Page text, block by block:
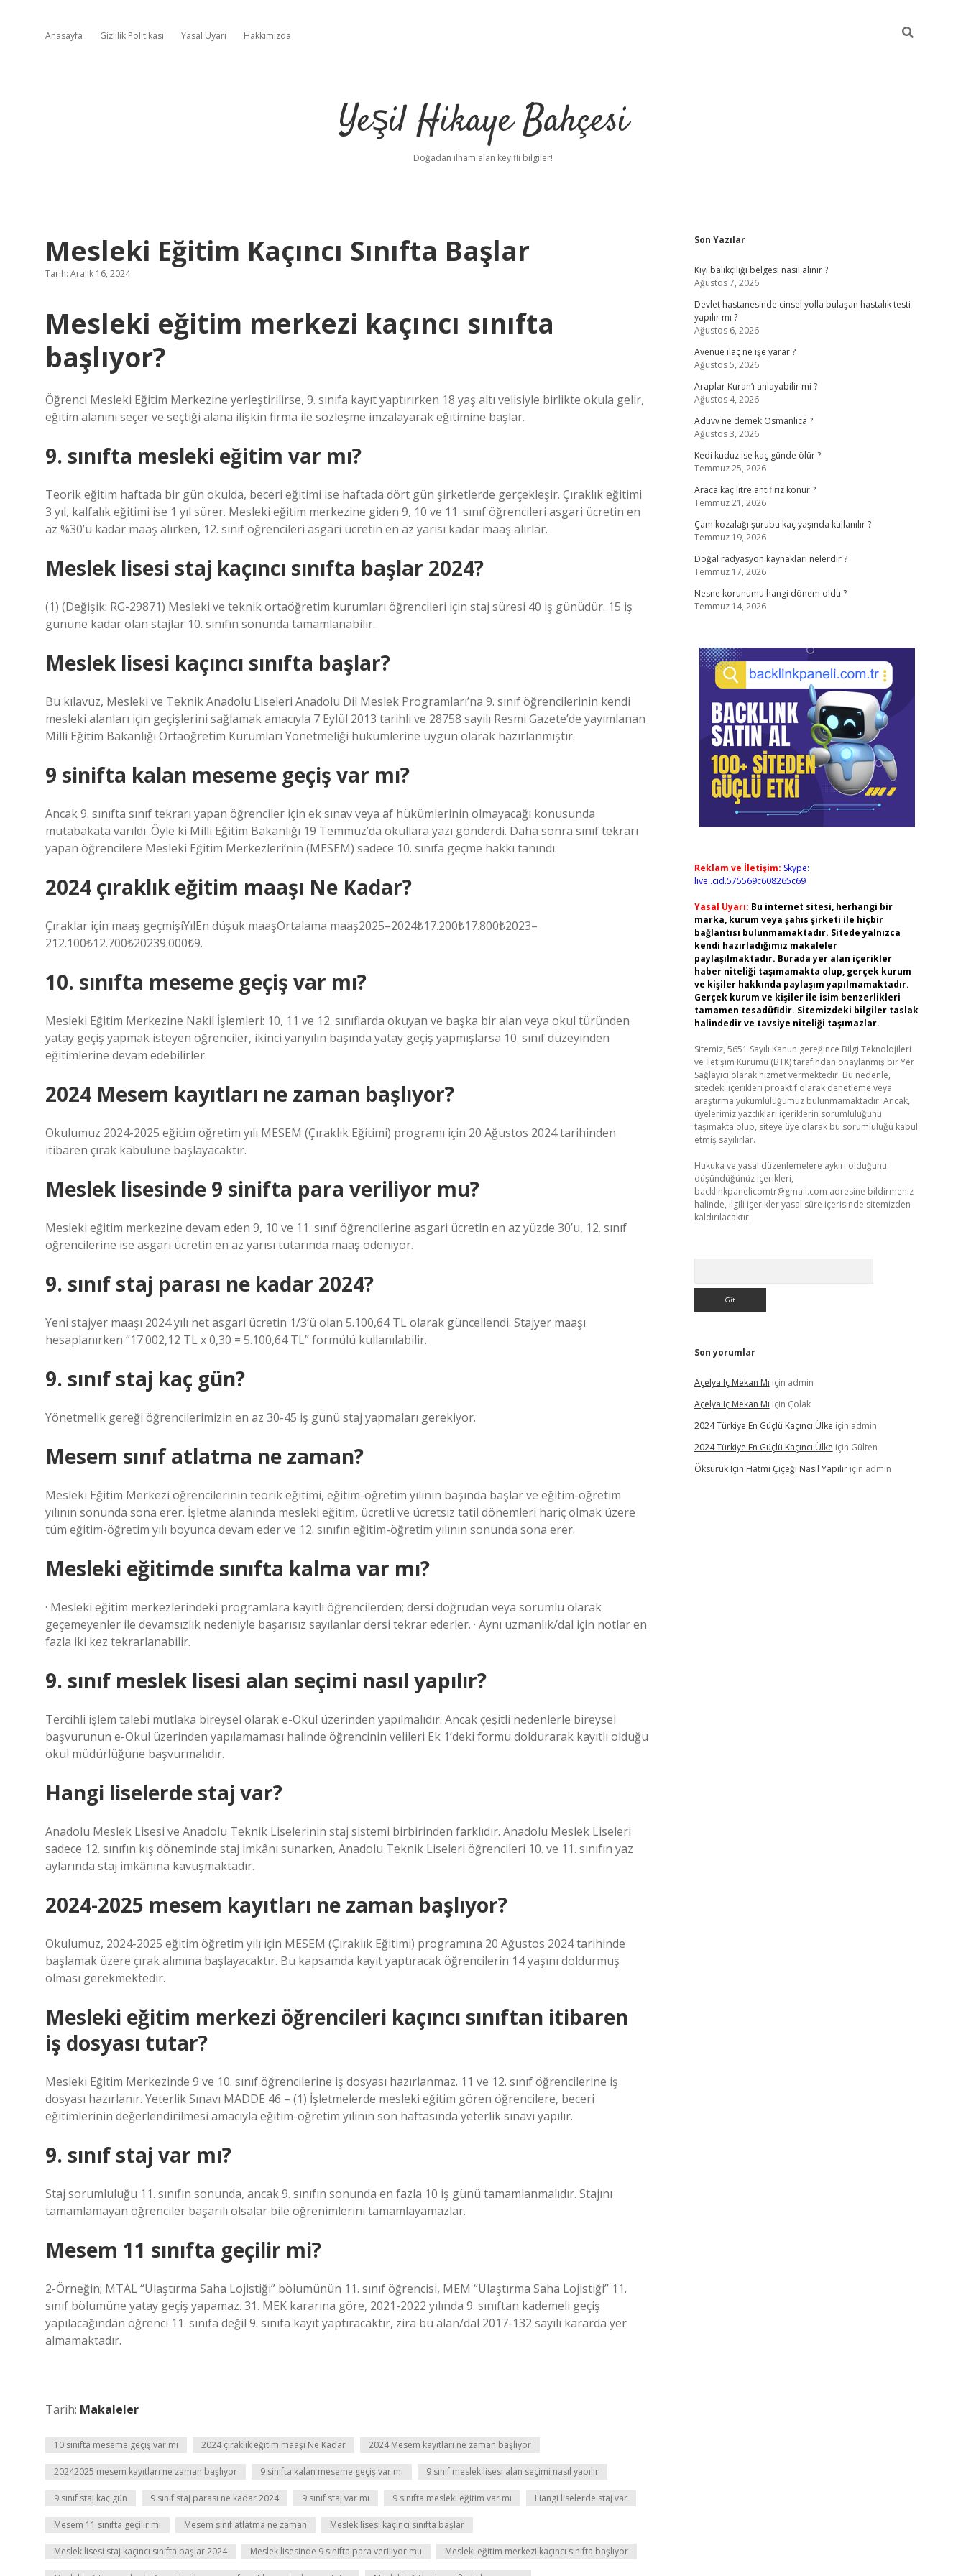
Anasayfa Gizlilik Politikası Yasal Uyarı Hakkımızda
Yeşil Hikaye Bahçesi
Doğadan ilham alan keyifli bilgiler!
Mesleki Eğitim Kaçıncı Sınıfta Başlar
Tarih: Aralık 16, 2024
Mesleki eğitim merkezi kaçıncı sınıfta
başlıyor?
Öğrenci Mesleki Eğitim Merkezine yerleştirilirse, 9. sınıfa kayıt yaptırırken 18 yaş altı velisiyle birlikte okula gelir,
eğitim alanını seçer ve seçtiği alana ilişkin firma ile sözleşme imzalayarak eğitimine başlar.
9. sınıfta mesleki eğitim var mı?
Teorik eğitim haftada bir gün okulda, beceri eğitimi ise haftada dört gün şirketlerde gerçekleşir. Çıraklık eğitimi
3 yıl, kalfalık eğitimi ise 1 yıl sürer. Mesleki eğitim merkezine giden 9, 10 ve 11. sınıf öğrencileri asgari ücretin en
az %30’u kadar maaş alırken, 12. sınıf öğrencileri asgari ücretin en az yarısı kadar maaş alırlar.
Meslek lisesi staj kaçıncı sınıfta başlar 2024?
(1) (Değişik: RG-29871) Mesleki ve teknik ortaöğretim kurumları öğrencileri için staj süresi 40 iş günüdür. 15 iş
gününe kadar olan stajlar 10. sınıfın sonunda tamamlanabilir.
Meslek lisesi kaçıncı sınıfta başlar?
Bu kılavuz, Mesleki ve Teknik Anadolu Liseleri Anadolu Dil Meslek Programları’na 9. sınıf öğrencilerinin kendi
mesleki alanları için geçişlerini sağlamak amacıyla 7 Eylül 2013 tarihli ve 28758 sayılı Resmi Gazete’de yayımlanan
Milli Eğitim Bakanlığı Ortaöğretim Kurumları Yönetmeliği hükümlerine uygun olarak hazırlanmıştır.
9 sinifta kalan meseme geçiş var mı?
Ancak 9. sınıfta sınıf tekrarı yapan öğrenciler için ek sınav veya af hükümlerinin olmayacağı konusunda
mutabakata varıldı. Öyle ki Milli Eğitim Bakanlığı 19 Temmuz’da okullara yazı gönderdi. Daha sonra sınıf tekrarı
yapan öğrencilere Mesleki Eğitim Merkezleri’nin (MESEM) sadece 10. sınıfa geçme hakkı tanındı.
2024 çıraklık eğitim maaşı Ne Kadar?
Çıraklar için maaş geçmişiYılEn düşük maaşOrtalama maaş2025–2024₺17.200₺17.800₺2023–
212.100₺12.700₺20239.000₺9.
10. sınıfta meseme geçiş var mı?
Mesleki Eğitim Merkezine Nakil İşlemleri: 10, 11 ve 12. sınıflarda okuyan ve başka bir alan veya okul türünden
yatay geçiş yapmak isteyen öğrenciler, ikinci yarıyılın başında yatay geçiş yapmışlarsa 10. sınıf düzeyinden
eğitimlerine devam edebilirler.
2024 Mesem kayıtları ne zaman başlıyor?
Okulumuz 2024-2025 eğitim öğretim yılı MESEM (Çıraklık Eğitimi) programı için 20 Ağustos 2024 tarihinden
itibaren çırak kabulüne başlayacaktır.
Meslek lisesinde 9 sinifta para veriliyor mu?
Mesleki eğitim merkezine devam eden 9, 10 ve 11. sınıf öğrencilerine asgari ücretin en az yüzde 30’u, 12. sınıf
öğrencilerine ise asgari ücretin en az yarısı tutarında maaş ödeniyor.
9. sınıf staj parası ne kadar 2024?
Yeni stajyer maaşı 2024 yılı net asgari ücretin 1/3’ü olan 5.100,64 TL olarak güncellendi. Stajyer maaşı
hesaplanırken “17.002,12 TL x 0,30 = 5.100,64 TL” formülü kullanılabilir.
9. sınıf staj kaç gün?
Yönetmelik gereği öğrencilerimizin en az 30-45 iş günü staj yapmaları gerekiyor.
Mesem sınıf atlatma ne zaman?
Mesleki Eğitim Merkezi öğrencilerinin teorik eğitimi, eğitim-öğretim yılının başında başlar ve eğitim-öğretim
yılının sonunda sona erer. İşletme alanında mesleki eğitim, ücretli ve ücretsiz tatil dönemleri hariç olmak üzere
tüm eğitim-öğretim yılı boyunca devam eder ve 12. sınıfın eğitim-öğretim yılının sonunda sona erer.
Mesleki eğitimde sınıfta kalma var mı?
· Mesleki eğitim merkezlerindeki programlara kayıtlı öğrencilerden; dersi doğrudan veya sorumlu olarak
geçemeyenler ile devamsızlık nedeniyle başarısız sayılanlar dersi tekrar ederler. · Aynı uzmanlık/dal için notlar en
fazla iki kez tekrarlanabilir.
9. sınıf meslek lisesi alan seçimi nasıl yapılır?
Tercihli işlem talebi mutlaka bireysel olarak e-Okul üzerinden yapılmalıdır. Ancak çeşitli nedenlerle bireysel
başvurunun e-Okul üzerinden yapılamaması halinde öğrencinin velileri Ek 1’deki formu doldurarak kayıtlı olduğu
okul müdürlüğüne başvurmalıdır.
Hangi liselerde staj var?
Anadolu Meslek Lisesi ve Anadolu Teknik Liselerinin staj sistemi birbirinden farklıdır. Anadolu Meslek Liseleri
sadece 12. sınıfın kış döneminde staj imkânı sunarken, Anadolu Teknik Liseleri öğrencileri 10. ve 11. sınıfın yaz
aylarında staj imkânına kavuşmaktadır.
2024-2025 mesem kayıtları ne zaman başlıyor?
Okulumuz, 2024-2025 eğitim öğretim yılı için MESEM (Çıraklık Eğitimi) programına 20 Ağustos 2024 tarihinde
başlamak üzere çırak alımına başlayacaktır. Bu kapsamda kayıt yaptıracak öğrencilerin 14 yaşını doldurmuş
olması gerekmektedir.
Mesleki eğitim merkezi öğrencileri kaçıncı sınıftan itibaren
iş dosyası tutar?
Mesleki Eğitim Merkezinde 9 ve 10. sınıf öğrencilerine iş dosyası hazırlanmaz. 11 ve 12. sınıf öğrencilerine iş
dosyası hazırlanır. Yeterlik Sınavı MADDE 46 – (1) İşletmelerde mesleki eğitim gören öğrencilere, beceri
eğitimlerinin değerlendirilmesi amacıyla eğitim-öğretim yılının son haftasında yeterlik sınavı yapılır.
9. sınıf staj var mı?
Staj sorumluluğu 11. sınıfın sonunda, ancak 9. sınıfın sonunda en fazla 10 iş günü tamamlanmalıdır. Stajını
tamamlamayan öğrenciler başarılı olsalar bile öğrenimlerini tamamlayamazlar.
Mesem 11 sınıfta geçilir mi?
2-Örneğin; MTAL “Ulaştırma Saha Lojistiği” bölümünün 11. sınıf öğrencisi, MEM “Ulaştırma Saha Lojistiği” 11.
sınıf bölümüne yatay geçiş yapamaz. 31. MEK kararına göre, 2021-2022 yılında 9. sınıftan kademeli geçiş
yapılacağından öğrenci 11. sınıfa değil 9. sınıfa kayıt yaptıracaktır, zira bu alan/dal 2017-132 sayılı kararda yer
almamaktadır.
Tarih: Makaleler
10 sınıfta meseme geçiş var mı 2024 çıraklık eğitim maaşı Ne Kadar 2024 Mesem kayıtları ne zaman başlıyor
20242025 mesem kayıtları ne zaman başlıyor 9 sinifta kalan meseme geçiş var mı 9 sınıf meslek lisesi alan seçimi nasıl yapılır
9 sınıf staj kaç gün 9 sınıf staj parası ne kadar 2024 9 sınıf staj var mı 9 sınıfta mesleki eğitim var mı Hangi liselerde staj var
Mesem 11 sınıfta geçilir mi Mesem sınıf atlatma ne zaman Meslek lisesi kaçıncı sınıfta başlar
Meslek lisesi staj kaçıncı sınıfta başlar 2024 Meslek lisesinde 9 sinifta para veriliyor mu Mesleki eğitim merkezi kaçıncı sınıfta başlıyor
Sidebar
Son Yazılar
Kıyı balıkçılığı belgesi nasıl alınır ?
Ağustos 7, 2026
Devlet hastanesinde cinsel yolla bulaşan hastalık testi
yapılır mı ?
Ağustos 6, 2026
Avenue ilaç ne işe yarar ?
Ağustos 5, 2026
Araplar Kuran’ı anlayabilir mi ?
Ağustos 4, 2026
Aduvv ne demek Osmanlıca ?
Ağustos 3, 2026
Kedi kuduz ise kaç günde ölür ?
Temmuz 25, 2026
Araca kaç litre antifiriz konur ?
Temmuz 21, 2026
Çam kozalağı şurubu kaç yaşında kullanılır ?
Temmuz 19, 2026
Doğal radyasyon kaynakları nelerdir ?
Temmuz 17, 2026
Nesne korunumu hangi dönem oldu ?
Temmuz 14, 2026
Reklam ve İletişim: Skype:
live:.cid.575569c608265c69
Yasal Uyarı: Bu internet sitesi, herhangi bir
marka, kurum veya şahıs şirketi ile hiçbir
bağlantısı bulunmamaktadır. Sitede yalnızca
kendi hazırladığımız makaleler
paylaşılmaktadır. Burada yer alan içerikler
haber niteliği taşımamakta olup, gerçek kurum
ve kişiler hakkında paylaşım yapılmamaktadır.
Gerçek kurum ve kişiler ile isim benzerlikleri
tamamen tesadüfidir. Sitemizdeki bilgiler taslak
halindedir ve tavsiye niteliği taşımazlar.
Sitemiz, 5651 Sayılı Kanun gereğince Bilgi Teknolojileri
ve İletişim Kurumu (BTK) tarafından onaylanmış bir Yer
Sağlayıcı olarak hizmet vermektedir. Bu nedenle,
sitedeki içerikleri proaktif olarak denetleme veya
araştırma yükümlülüğümüz bulunmamaktadır. Ancak,
üyelerimiz yazdıkları içeriklerin sorumluluğunu
taşımakta olup, siteye üye olarak bu sorumluluğu kabul
etmiş sayılırlar.
Hukuka ve yasal düzenlemelere aykırı olduğunu
düşündüğünüz içerikleri,
backlinkpanelicomtr@gmail.com adresine bildirmeniz
halinde, ilgili içerikler yasal süre içerisinde sitemizden
kaldırılacaktır.
Son yorumlar
Açelya Iç Mekan Mı için admin
Açelya Iç Mekan Mı için Çolak
2024 Türkiye En Güçlü Kaçıncı Ülke için admin
2024 Türkiye En Güçlü Kaçıncı Ülke için Gülten
Öksürük Için Hatmi Çiçeği Nasıl Yapılıriçin admin